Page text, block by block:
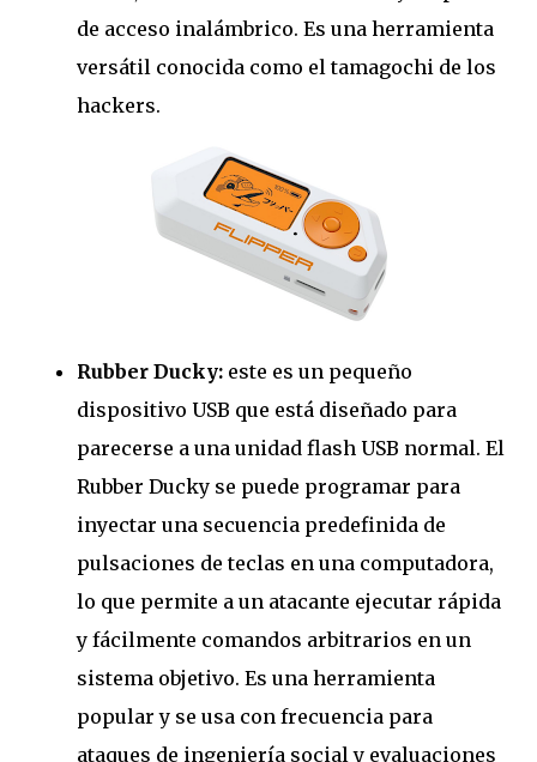
de acceso inalámbrico. Es una herramienta
versátil conocida como el tamagochi de los
hackers.
Rubber Ducky: este es un pequeño
dispositivo USB que está diseñado para
parecerse a una unidad flash USB normal. El
Rubber Ducky se puede programar para
inyectar una secuencia predefinida de
pulsaciones de teclas en una computadora,
lo que permite a un atacante ejecutar rápida
y fácilmente comandos arbitrarios en un
sistema objetivo. Es una herramienta
popular y se usa con frecuencia para
ataques de ingeniería social y evaluaciones